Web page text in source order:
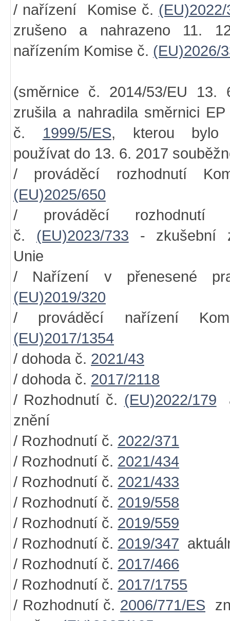
/ nařízení Komise č. (EU)2022/
zrušeno a nahrazeno 11.
nařízením Komise č. (EU)2026/
(směrnice č. 2014/53/EU 13.
zrušila a nahradila směrnici
č. 1999/5/ES, kterou bylo
používat do 13. 6. 2017
/ prováděcí rozhodnutí
(EU)2025/650
/ prováděcí rozhodnutí
č. (EU)2023/733 - zkušební
Unie
/ Nařízení v přenesené
(EU)2019/320
/ prováděcí nařízení
(EU)2017/1354
/ dohoda č. 2021/43
/ dohoda č. 2017/2118
/ Rozhodnutí č. (EU)2022/179
znění
/ Rozhodnutí č. 2022/371
/ Rozhodnutí č. 2021/434
/ Rozhodnutí č. 2021/433
/ Rozhodnutí č. 2019/558
/ Rozhodnutí č. 2019/559
/ Rozhodnutí č. 2019/347
/ Rozhodnutí č. 2017/466
/ Rozhodnutí č. 2017/1755
/ Rozhodnutí č. 2006/771/ES